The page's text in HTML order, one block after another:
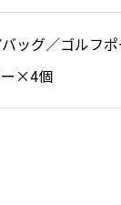
ッグ／ゴルフ
ー×4個